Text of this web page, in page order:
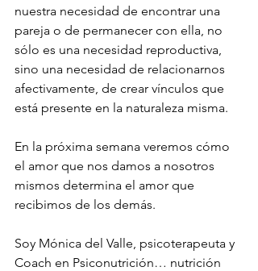
nuestra necesidad de encontrar una
pareja o de permanecer con ella, no
sólo es una necesidad reproductiva,
sino una necesidad de relacionarnos
afectivamente, de crear vínculos que
está presente en la naturaleza misma.
En la próxima semana veremos cómo
el amor que nos damos a nosotros
mismos determina el amor que
recibimos de los demás.
Soy Mónica del Valle, psicoterapeuta y
Coach en Psiconutrición… nutrición